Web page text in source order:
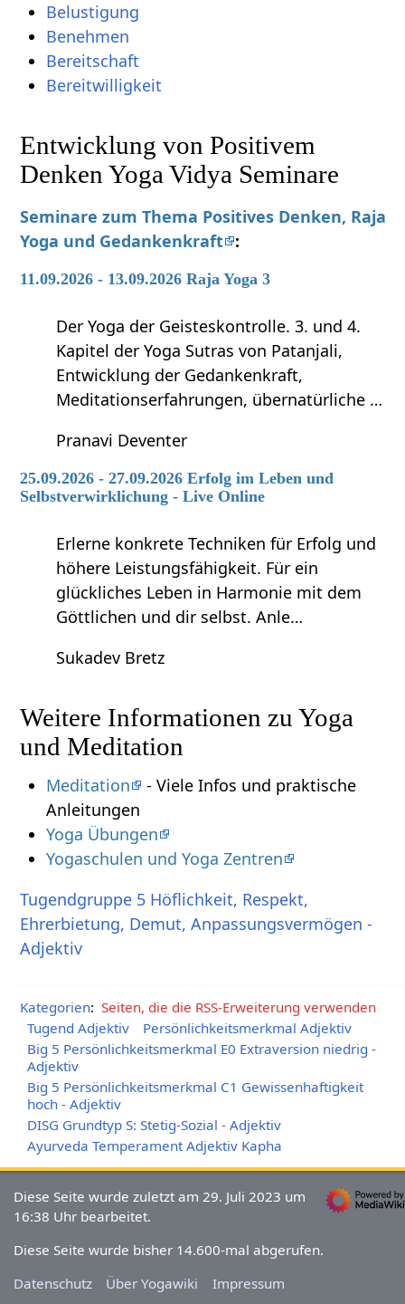
Belustigung
Benehmen
Bereitschaft
Bereitwilligkeit
Entwicklung von Positivem
Denken Yoga Vidya Seminare
Seminare zum Thema Positives Denken, Raja
Yoga und Gedankenkraft :
11.09.2026 - 13.09.2026 Raja Yoga 3
Der Yoga der Geisteskontrolle. 3. und 4.
Kapitel der Yoga Sutras von Patanjali,
Entwicklung der Gedankenkraft,
Meditationserfahrungen, übernatürliche …
Pranavi Deventer
25.09.2026 - 27.09.2026 Erfolg im Leben und
Selbstverwirklichung - Live Online
Erlerne konkrete Techniken für Erfolg und
höhere Leistungsfähigkeit. Für ein
glückliches Leben in Harmonie mit dem
Göttlichen und dir selbst. Anle…
Sukadev Bretz
Weitere Informationen zu Yoga
und Meditation
Meditation
- Viele Infos und praktische
Anleitungen
Yoga Übungen
Yogaschulen und Yoga Zentren
Tugendgruppe 5 Höflichkeit, Respekt,
Ehrerbietung, Demut, Anpassungsvermögen -
Adjektiv
Kategorien: Seiten, die die RSS-Erweiterung verwenden
Tugend Adjektiv
Persönlichkeitsmerkmal Adjektiv
Big 5 Persönlichkeitsmerkmal E0 Extraversion niedrig -
Adjektiv
Big 5 Persönlichkeitsmerkmal C1 Gewissenhaftigkeit
hoch - Adjektiv
DISG Grundtyp S: Stetig-Sozial - Adjektiv
Ayurveda Temperament Adjektiv Kapha
Diese Seite wurde zuletzt am 29. Juli 2023 um
16:38 Uhr bearbeitet.
Diese Seite wurde bisher 14.600-mal abgerufen.
Datenschutz
Über Yogawiki Impressum